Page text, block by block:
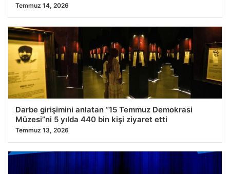
Temmuz 14, 2026
Darbe girişimini anlatan “15 Temmuz Demokrasi
Müzesi”ni 5 yılda 440 bin kişi ziyaret etti
Temmuz 13, 2026